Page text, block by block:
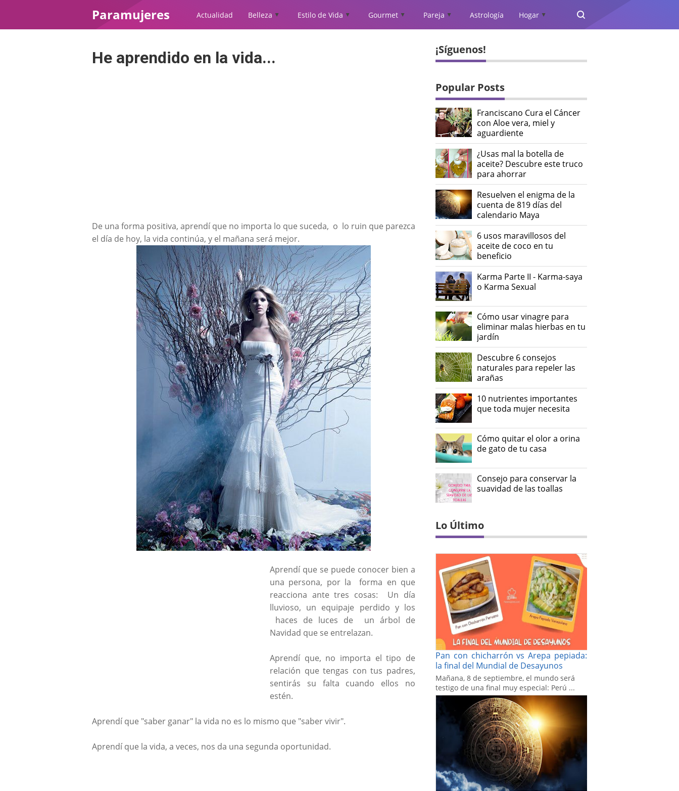
Paramujeres Actualidad Belleza ▲ Estilo de Vida ▲ Gourmet ▲ Pareja ▲ Astrología Hogar ▲
He aprendido en la vida...
De una forma positiva, aprendí que no importa lo que suceda, o lo ruin que parezca
el día de hoy, la vida continúa, y el mañana será mejor.
Aprendí que se puede conocer bien a
una persona, por la forma en que
reacciona ante tres cosas: Un día
lluvioso, un equipaje perdido y los
haces de luces de un árbol de
Navidad que se entrelazan.
Aprendí que, no importa el tipo de
relación que tengas con tus padres,
sentirás su falta cuando ellos no
estén.
Aprendí que "saber ganar" la vida no es lo mismo que "saber vivir".
Aprendí que la vida, a veces, nos da una segunda oportunidad.
¡Síguenos!
Popular Posts
Franciscano Cura el Cáncer
con Aloe vera, miel y
aguardiente
¿Usas mal la botella de
aceite? Descubre este truco
para ahorrar
Resuelven el enigma de la
cuenta de 819 días del
calendario Maya
6 usos maravillosos del
aceite de coco en tu
beneficio
Karma Parte II - Karma-saya
o Karma Sexual
Cómo usar vinagre para
eliminar malas hierbas en tu
jardín
Descubre 6 consejos
naturales para repeler las
arañas
10 nutrientes importantes
que toda mujer necesita
Cómo quitar el olor a orina
de gato de tu casa
Consejo para conservar la
suavidad de las toallas
Lo Último
Pan con chicharrón vs Arepa pepiada:
la final del Mundial de Desayunos
Mañana, 8 de septiembre, el mundo será
testigo de una final muy especial: Perú ...